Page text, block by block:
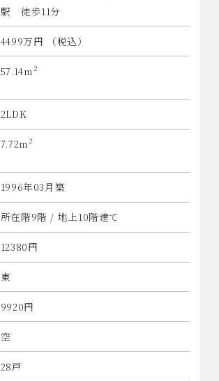
駅 徒歩11分
4499万円 （税込）
57.14m 2
2LDK
7.72m 2
1996年03月築
所在階9階 / 地上10階建て
12380円
東
9920円
空
28戸